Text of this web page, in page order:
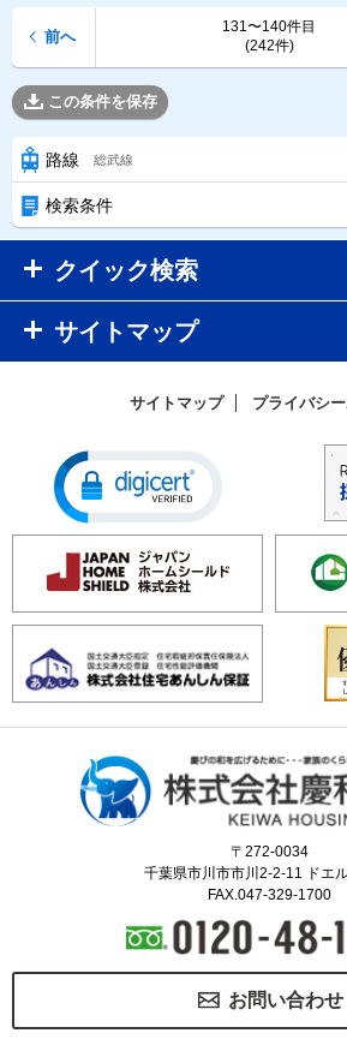
131〜140件目
(242件)
前へ
この条件を保存
路線 総武線
検索条件
クイック検索
サイトマップ
サイトマップ プライバシ
〒272-0034
千葉県市川市市川2-2-11 ドエ
FAX.047-329-1700
お問い合わせ